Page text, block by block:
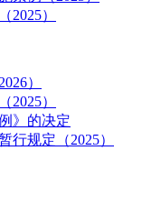
2025）
）
2025）
》的决定
行规定（2025）